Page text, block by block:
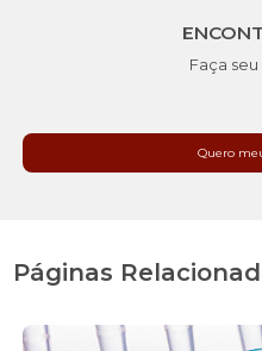
Faça
Quero
Páginas